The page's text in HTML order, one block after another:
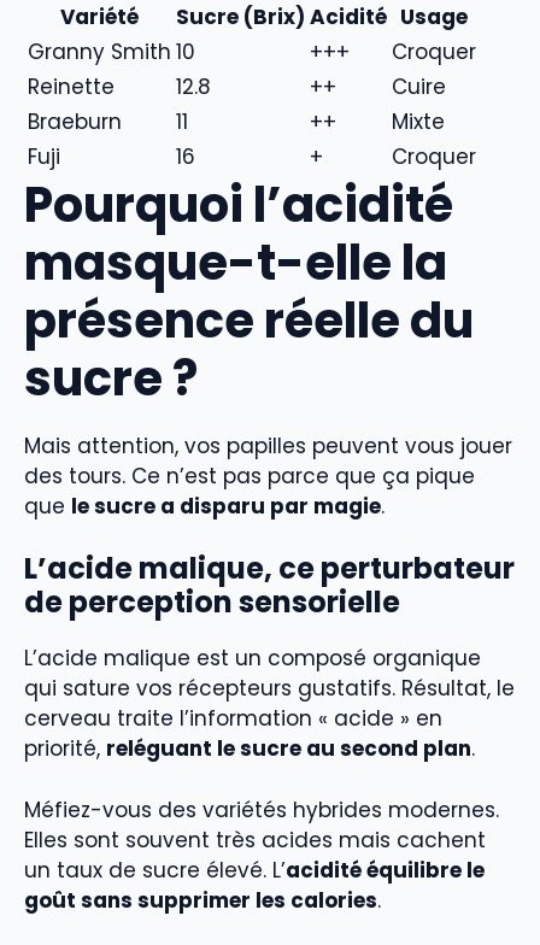
Variété Sucre (Brix) Acidité Usage
Granny Smith 10 +++
Croquer
Reinette
12.8 ++
Cuire
Braeburn
11 ++
Mixte
Fuji
16 + Croquer
Pourquoi l’acidité
masque-t-elle la
présence réelle du
sucre ?
Mais attention, vos papilles peuvent vous jouer
des tours. Ce n’est pas parce que ça pique
que le sucre a disparu par magie.
L’acide malique, ce perturbateur
de perception sensorielle
L’acide malique est un composé organique
qui sature vos récepteurs gustatifs. Résultat, le
cerveau traite l’information « acide » en
priorité, reléguant le sucre au second plan.
Méfiez-vous des variétés hybrides modernes.
Elles sont souvent très acides mais cachent
un taux de sucre élevé. L’acidité équilibre le
goût sans supprimer les calories.